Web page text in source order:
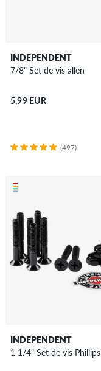
INDEPENDENT
7/8" Set de vis allen
5,99 EUR
(497)
INDEPENDENT
1 1/4" Set de vis Phillips